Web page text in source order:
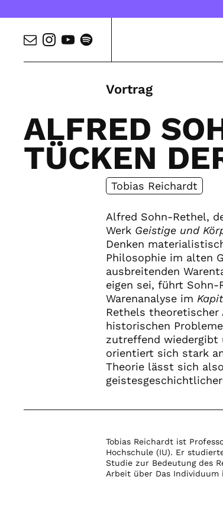
Vortrag
ALFRED
TÜCKEN
Tobias Reichardt
Alfred Sohn-Rethel,
Werk Geistige und
Denken
Philosophie im alten
ausbreitenden
eigen sei, führt Sohn-
Warenanalyse im
Rethels theoretischer
historischen
zutreffend wiedergibt
orientiert sich stark
Theorie lässt sich
Tobias Reichardt ist
Hochschule (IU). Er
Studie zur Bedeutung des
Arbeit über Das Individuum